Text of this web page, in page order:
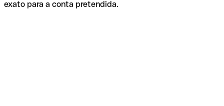
exato para a conta pretendida.